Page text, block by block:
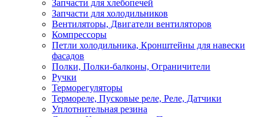
Запчасти для хлебопечей
Запчасти для холодильников
Вентиляторы, Двигатели вентиляторов
Компрессоры
Петли холодильника, Кронштейны для навески
фасадов
Полки, Полки-балконы, Ограничители
Ручки
Терморегуляторы
Термореле, Пусковые реле, Реле, Датчики
Уплотнительная резина